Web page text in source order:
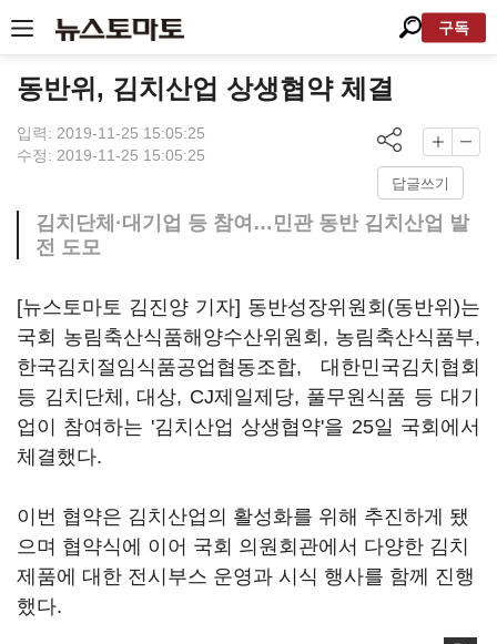
구독
동반위, 김치산업 상생협약 체결
입력: 2019-11-25 15:05:25
수정: 2019-11-25 15:05:25
답글쓰기
김치단체·대기업 등 참여…민관 동반 김치산업 발
전 도모
[뉴스토마토 김진양 기자] 동반성장위원회(동반위)는
국회 농림축산식품해양수산위원회, 농림축산식품부,
한국김치절임식품공업협동조합, 대한민국김치협회
등 김치단체, 대상, CJ제일제당, 풀무원식품 등 대기
업이 참여하는 '김치산업 상생협약'을 25일 국회에서
체결했다.
이번 협약은 김치산업의 활성화를 위해 추진하게 됐
으며 협약식에 이어 국회 의원회관에서 다양한 김치
제품에 대한 전시부스 운영과 시식 행사를 함께 진행
했다.